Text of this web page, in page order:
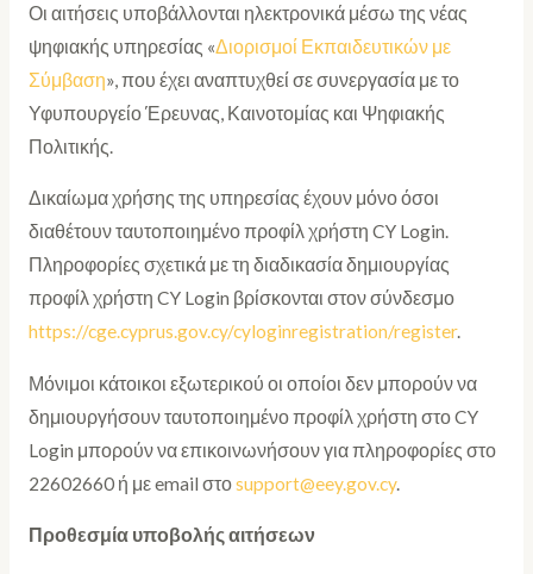
Οι αιτήσεις υποβάλλονται ηλεκτρονικά μέσω της νέας
ψηφιακής υπηρεσίας «Διορισμοί Εκπαιδευτικών με
Σύμβαση», που έχει αναπτυχθεί σε συνεργασία με το
Υφυπουργείο Έρευνας, Καινοτομίας και Ψηφιακής
Πολιτικής.
Δικαίωμα χρήσης της υπηρεσίας έχουν μόνο όσοι
διαθέτουν ταυτοποιημένο προφίλ χρήστη CY Login.
Πληροφορίες σχετικά με τη διαδικασία δημιουργίας
προφίλ χρήστη CY Login βρίσκονται στον σύνδεσμο
https://cge.cyprus.gov.cy/cyloginregistration/register.
Μόνιμοι κάτοικοι εξωτερικού οι οποίοι δεν μπορούν να
δημιουργήσουν ταυτοποιημένο προφίλ χρήστη στο CY
Login μπορούν να επικοινωνήσουν για πληροφορίες στο
22602660 ή με email στοsupport@eey.gov.cy.
Προθεσμία υποβολής αιτήσεων